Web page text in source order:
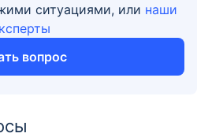
ситуациями, или наши
вопрос